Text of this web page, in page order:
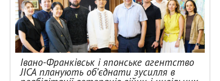
Івано-Франківськ і японське агентство
JICA планують об’єднати зусилля в